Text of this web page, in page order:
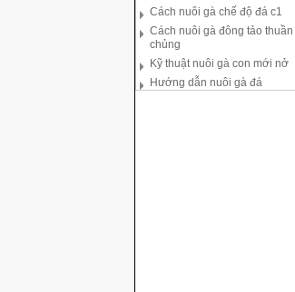
Cách nuôi gà đông tảo thuần
Kỹ thuật nuôi gà con mới nở
Hướng dẫn nuôi gà đá
Tại sao bạn cần biết cách nuôi
gà chọi ?